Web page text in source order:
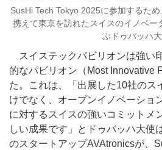
SusHi Tech Tokyo 2025に参加するた
携えて東京を訪れたスイスのイノベー
ぶドゥバッハ
スイステックパビリオンは強い
的なパビリオン（Most Innovative
た。これは、「出展した10社のス
けでなく、オープンイノベーショ
に対するスイスの強いコミットメ
しい成果です」とドゥバッハ大使
のスタートアップAVAtronicsが、